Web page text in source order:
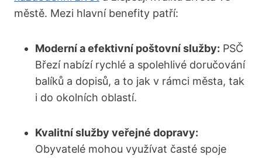
městě. Mezi hlavní benefity patří:
Moderní a efektivní​ poštovní služby: ​PSČ
Březí nabízí rychlé ​a spolehlivé doručování
‌balíků​ a⁢ dopisů, a to‌ jak⁤ v rámci města, tak
i do okolních ⁢oblastí.
Kvalitní služby veřejné dopravy:
Obyvatelé mohou využívat ​časté spoje